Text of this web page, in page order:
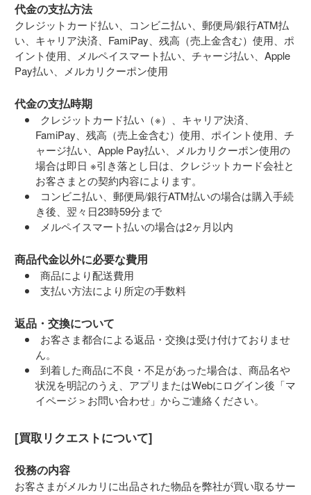
代金の支払方法
クレジットカード払い、コンビニ払い、郵便局/銀行ATM払
い、キャリア決済、FamiPay、残高（売上金含む）使用、ポ
イント使用、メルペイスマート払い、チャージ払い、Apple
Pay払い、メルカリクーポン使用
代金の支払時期
クレジットカード払い（※）、キャリア決済、
FamiPay、残高（売上金含む）使用、ポイント使用、チ
ャージ払い、Apple Pay払い、メルカリクーポン使用の
場合は即日 ※引き落とし日は、クレジットカード会社と
お客さまとの契約内容によります。
コンビニ払い、郵便局/銀行ATM払いの場合は購入手続
き後、翌々日23時59分まで
メルペイスマート払いの場合は2ヶ月以内
商品代金以外に必要な費用
商品により配送費用
支払い方法により所定の手数料
返品・交換について
お客さま都合による返品・交換は受け付けておりませ
ん。
到着した商品に不良・不足があった場合は、商品名や
状況を明記のうえ、アプリまたはWebにログイン後「マ
イページ＞お問い合わせ」からご連絡ください。
[買取リクエストについて]
役務の内容
お客さまがメルカリに出品された物品を弊社が買い取るサー